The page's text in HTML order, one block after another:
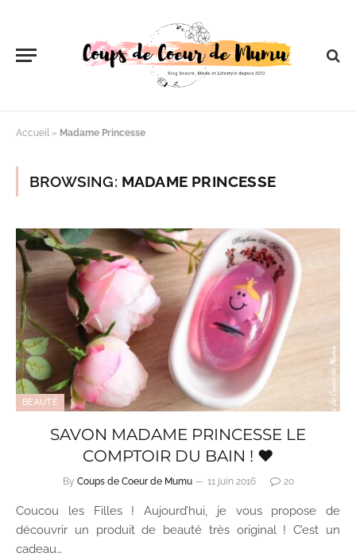
Accueil » Madame Princesse
BROWSING: MADAME PRINCESSE
BEAUTÉ
SAVON MADAME PRINCESSE LE
COMPTOIR DU BAIN ! ♥
By Coups de Coeur de Mumu 11 juin 2016 20
Coucou les Filles ! Aujourd’hui, je vous propose de
découvrir un produit de beauté très original ! C’est un
cadeau…